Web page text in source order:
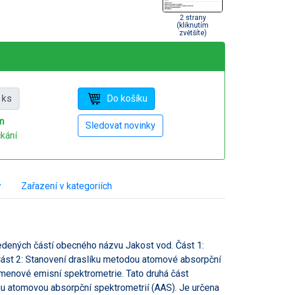
2 strany
(kliknutím
zvětšíte)
ks
Zařazení v kategoriích
částí obecného názvu Jakost vod. Část 1:
2: Stanovení draslíku metodou atomové absorpční
emisní spektrometrie. Tato druhá část
atomovou absorpční spektrometrií (AAS). Je určena